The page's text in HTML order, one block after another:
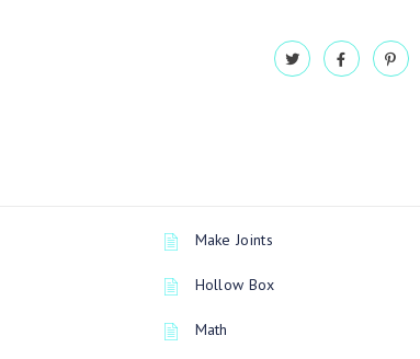
Make Joints
Hollow Box
Math